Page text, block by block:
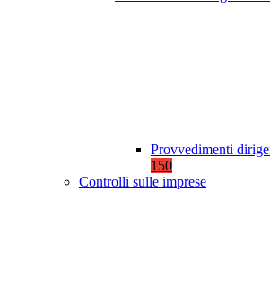
Provvedimenti
150
Controlli sulle imprese